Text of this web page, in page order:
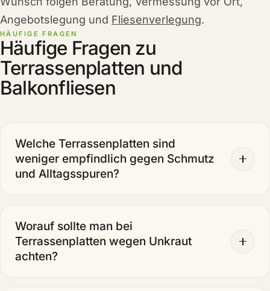
Angebotslegung und Fliesenverlegung.
HÄUFIGE FRAGEN
Häufige Fragen zu
Terrassenplatten und
Balkonfliesen
Welche Terrassenplatten sind
weniger empfindlich gegen Schmutz
und Alltagsspuren?
Worauf sollte man bei
Terrassenplatten wegen Unkraut
achten?